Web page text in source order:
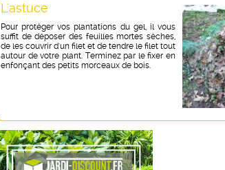
L'astuce
Pour protéger vos plantations du gel, il vous
suffit de déposer des feuilles mortes sèches,
de les couvrir d'un filet et de tendre le filet tout
autour de votre plant. Terminez par le fixer en
enfonçant des petits morceaux de bois.